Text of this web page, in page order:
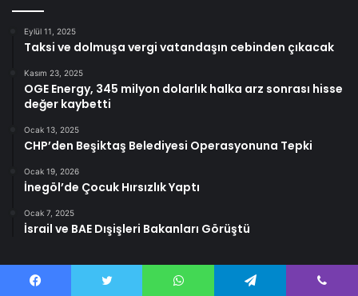
Eylül 11, 2025
Taksi ve dolmuşa vergi vatandaşın cebinden çıkacak
Kasım 23, 2025
OGE Energy, 345 milyon dolarlık halka arz sonrası hisse
değer kaybetti
Ocak 13, 2025
CHP’den Beşiktaş Belediyesi Operasyonuna Tepki
Ocak 19, 2026
İnegöl’de Çocuk Hırsızlık Yaptı
Ocak 7, 2025
İsrail ve BAE Dışişleri Bakanları Görüştü